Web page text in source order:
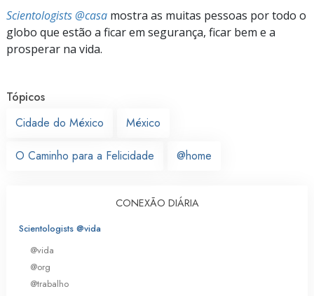
Scientologists @casa mostra as muitas pessoas por todo o
globo que estão a ficar em segurança, ficar bem e a
prosperar na vida.
Tópicos
Cidade do México
México
O Caminho para a Felicidade @home
CONEXÃO DIÁRIA
Scientologists @vida
@vida
@org
@trabalho